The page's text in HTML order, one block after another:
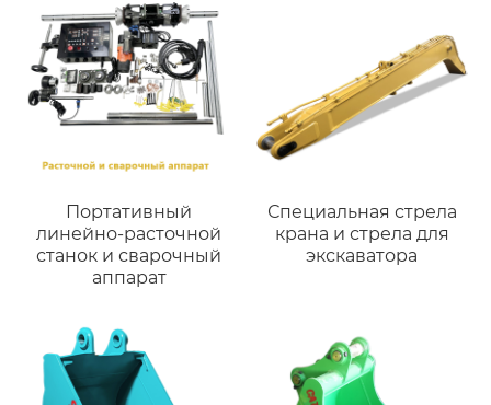
Портативный
линейно-расточной
станок и сварочный
аппарат
Специальная стрела
крана и стрела для
экскаватора